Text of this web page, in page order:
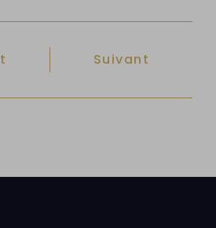
: Un coup de
Article suivant :
Suivant